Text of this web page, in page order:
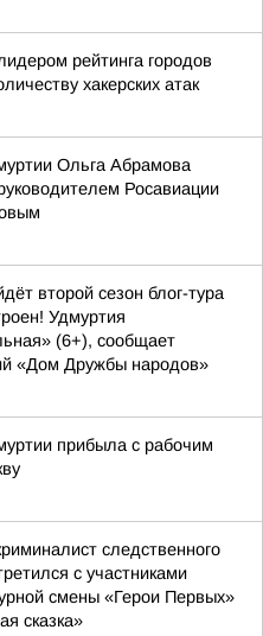
рейтинга городов
хакерских атак
Ольга Абрамова
Росавиации
второй сезон блог-тура
Удмуртия
(6+), сообщает
«Дом Дружбы народов»
прибыла с рабочим
следственного
с участниками
смены «Герои Первых»
сказка»